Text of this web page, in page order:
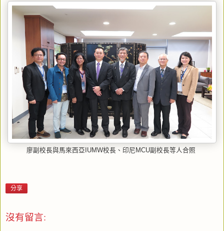
廖副校長與馬來西亞IUMW校長、印尼MCU副校長等人合照
分享
沒有留言: